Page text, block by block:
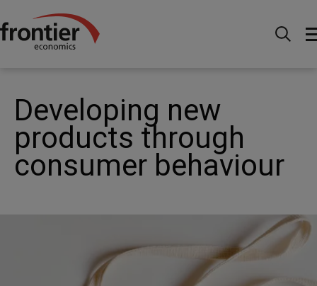
Menu Actualités et perspectives
Developing new products through consumer behaviour
Developing new
products through
consumer behaviour